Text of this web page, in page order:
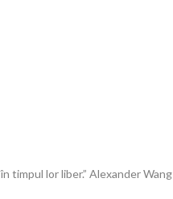
timpul lor liber.” Alexander Wang